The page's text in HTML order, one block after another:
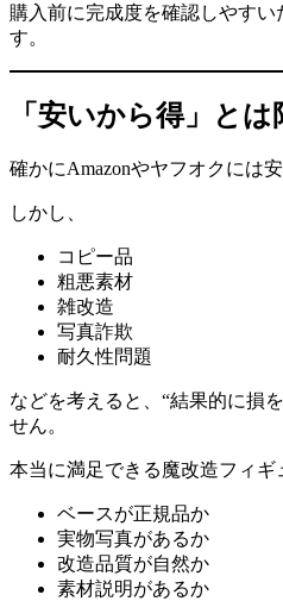
購入前に完成度を確認しやすい
す。
「安いから得」と
確かにAmazonやヤフオクには
しかし、
コピー品
粗悪素材
雑改造
写真詐欺
耐久性問題
などを考えると、“結果的に損
せん。
本当に満足できる魔改造フィギ
ベースが正規品か
実物写真があるか
改造品質が自然か
素材説明があるか